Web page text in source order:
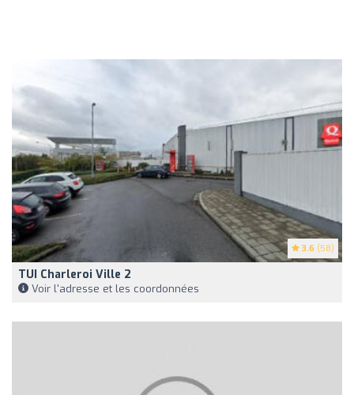
3.6 (58)
TUI Charleroi Ville 2
Voir l'adresse et les coordonnées